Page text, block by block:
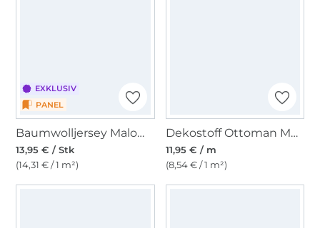
EXKLUSIV
PANEL
Baumwolljersey Malomi Panel Nachtdrache 150 x 65 cm
13,95 € / Stk
(14,31 € / 1 m²)
Dekostoff Ottoman Music Cats, beige
11,95 € / m
(8,54 € / 1 m²)